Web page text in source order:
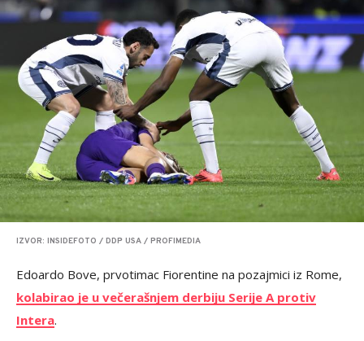
IZVOR: INSIDEFOTO / DDP USA / PROFIMEDIA
Edoardo Bove, prvotimac Fiorentine na pozajmici iz Rome,
kolabirao je u večerašnjem derbiju Serije A protiv
Intera.